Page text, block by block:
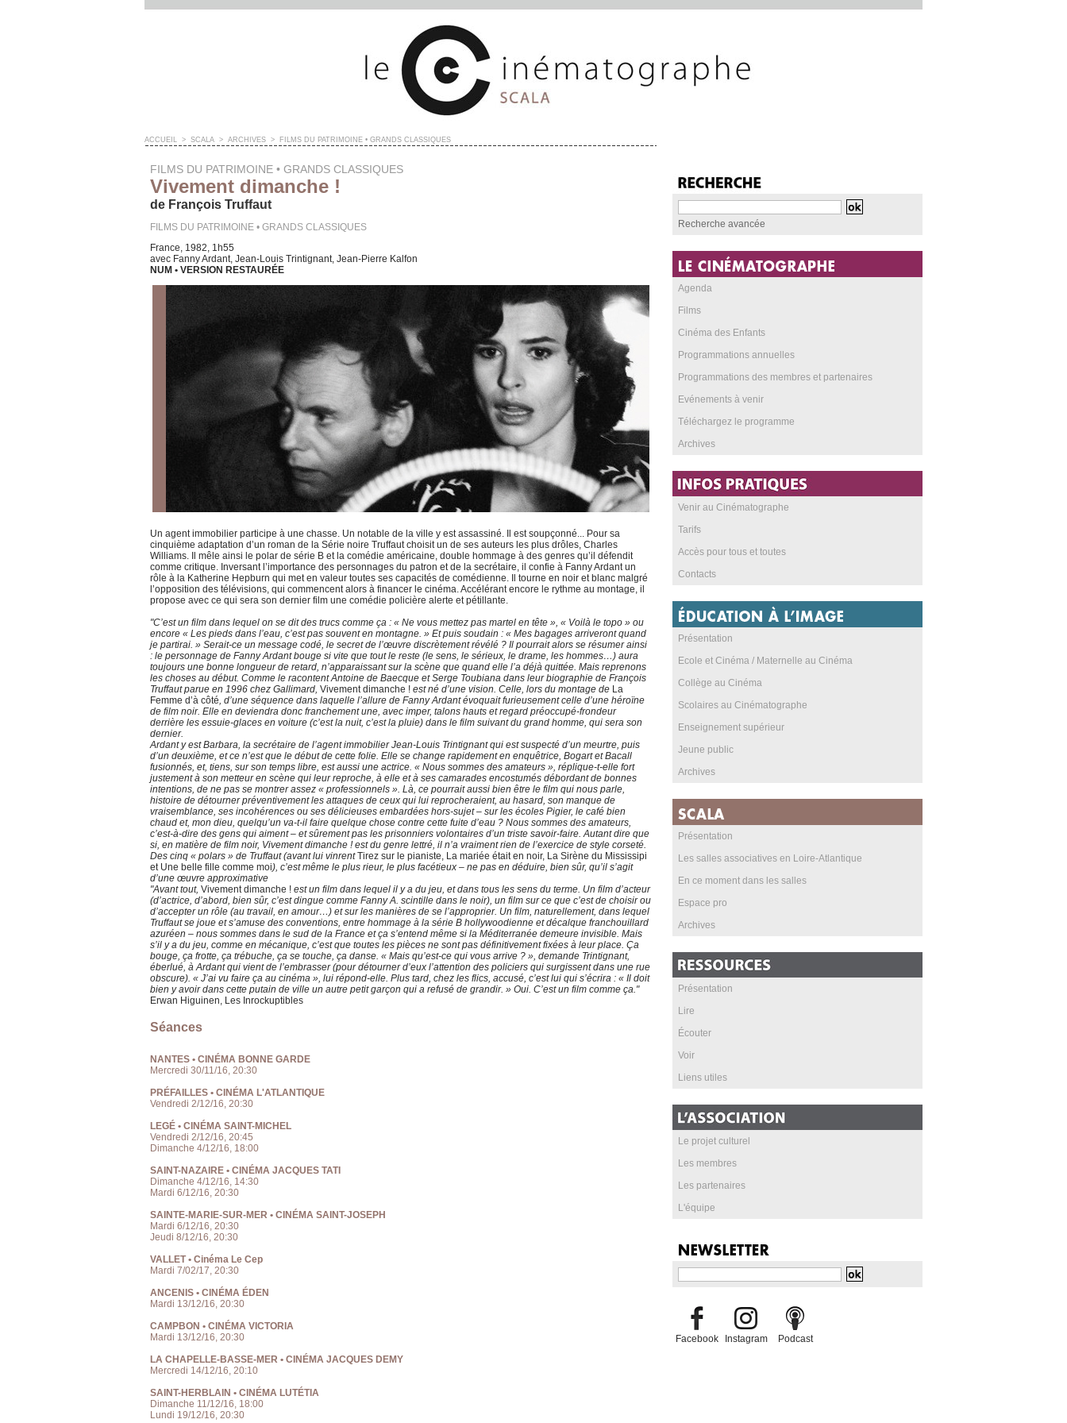
ACCUEIL > SCALA > ARCHIVES > FILMS DU PATRIMOINE • GRANDS CLASSIQUES
FILMS DU PATRIMOINE • GRANDS CLASSIQUES
Vivement dimanche !
de François Truffaut
FILMS DU PATRIMOINE • GRANDS CLASSIQUES
France, 1982, 1h55
avec Fanny Ardant, Jean-Louis Trintignant, Jean-Pierre Kalfon
NUM • VERSION RESTAURÉE
Un agent immobilier participe à une chasse. Un notable de la ville y est assassiné. Il est soupçonné... Pour sa
cinquième adaptation d’un roman de la Série noire Truffaut choisit un de ses auteurs les plus drôles, Charles
Williams. Il mêle ainsi le polar de série B et la comédie américaine, double hommage à des genres qu’il défendit
comme critique. Inversant l’importance des personnages du patron et de la secrétaire, il confie à Fanny Ardant un
rôle à la Katherine Hepburn qui met en valeur toutes ses capacités de comédienne. Il tourne en noir et blanc malgré
l’opposition des télévisions, qui commencent alors à financer le cinéma. Accélérant encore le rythme au montage, il
propose avec ce qui sera son dernier film une comédie policière alerte et pétillante.
"C’est un film dans lequel on se dit des trucs comme ça : « Ne vous mettez pas martel en tête », « Voilà le topo » ou
encore « Les pieds dans l’eau, c’est pas souvent en montagne. » Et puis soudain : « Mes bagages arriveront quand
je partirai. » Serait-ce un message codé, le secret de l’œuvre discrètement révélé ? Il pourrait alors se résumer ainsi
: le personnage de Fanny Ardant bouge si vite que tout le reste (le sens, le sérieux, le drame, les hommes…) aura
toujours une bonne longueur de retard, n’apparaissant sur la scène que quand elle l’a déjà quittée. Mais reprenons
les choses au début. Comme le racontent Antoine de Baecque et Serge Toubiana dans leur biographie de François
Truffaut parue en 1996 chez Gallimard, Vivement dimanche ! est né d’une vision. Celle, lors du montage de La
Femme d’à côté, d’une séquence dans laquelle l’allure de Fanny Ardant évoquait furieusement celle d’une héroïne
de film noir. Elle en deviendra donc franchement une, avec imper, talons hauts et regard préoccupé-frondeur
derrière les essuie-glaces en voiture (c’est la nuit, c’est la pluie) dans le film suivant du grand homme, qui sera son
dernier.
Ardant y est Barbara, la secrétaire de l’agent immobilier Jean-Louis Trintignant qui est suspecté d’un meurtre, puis
d’un deuxième, et ce n’est que le début de cette folie. Elle se change rapidement en enquêtrice, Bogart et Bacall
fusionnés, et, tiens, sur son temps libre, est aussi une actrice. « Nous sommes des amateurs », réplique-t-elle fort
justement à son metteur en scène qui leur reproche, à elle et à ses camarades encostumés débordant de bonnes
intentions, de ne pas se montrer assez « professionnels ». Là, ce pourrait aussi bien être le film qui nous parle,
histoire de détourner préventivement les attaques de ceux qui lui reprocheraient, au hasard, son manque de
vraisemblance, ses incohérences ou ses délicieuses embardées hors-sujet – sur les écoles Pigier, le café bien
chaud et, mon dieu, quelqu’un va-t-il faire quelque chose contre cette fuite d’eau ? Nous sommes des amateurs,
c’est-à-dire des gens qui aiment – et sûrement pas les prisonniers volontaires d’un triste savoir-faire. Autant dire que
si, en matière de film noir, Vivement dimanche ! est du genre lettré, il n’a vraiment rien de l’exercice de style corseté.
Des cinq « polars » de Truffaut (avant lui vinrentTirez sur le pianiste, La mariée était en noir, La Sirène du Mississipi
et Une belle fille comme moi), c’est même le plus rieur, le plus facétieux – ne pas en déduire, bien sûr, qu’il s’agit
d’une œuvre approximative
"Avant tout, Vivement dimanche ! est un film dans lequel il y a du jeu, et dans tous les sens du terme. Un film d’acteur
(d’actrice, d’abord, bien sûr, c’est dingue comme Fanny A. scintille dans le noir), un film sur ce que c’est de choisir ou
d’accepter un rôle (au travail, en amour…) et sur les manières de se l’approprier. Un film, naturellement, dans lequel
Truffaut se joue et s’amuse des conventions, entre hommage à la série B hollywoodienne et décalque franchouillard
azuréen – nous sommes dans le sud de la France et ça s’entend même si la Méditerranée demeure invisible. Mais
s’il y a du jeu, comme en mécanique, c’est que toutes les pièces ne sont pas définitivement fixées à leur place. Ça
bouge, ça frotte, ça trébuche, ça se touche, ça danse. « Mais qu’est-ce qui vous arrive ? », demande Trintignant,
éberlué, à Ardant qui vient de l’embrasser (pour détourner d’eux l’attention des policiers qui surgissent dans une rue
obscure). « J’ai vu faire ça au cinéma », lui répond-elle. Plus tard, chez les flics, accusé, c’est lui qui s’écrira : « Il doit
bien y avoir dans cette putain de ville un autre petit garçon qui a refusé de grandir. » Oui. C’est un film comme ça."
Erwan Higuinen, Les Inrockuptibles
Séances
NANTES • CINÉMA BONNE GARDE
Mercredi 30/11/16, 20:30
PRÉFAILLES • CINÉMA L'ATLANTIQUE
Vendredi 2/12/16, 20:30
LEGÉ • CINÉMA SAINT-MICHEL
Vendredi 2/12/16, 20:45
Dimanche 4/12/16, 18:00
SAINT-NAZAIRE • CINÉMA JACQUES TATI
Dimanche 4/12/16, 14:30
Mardi 6/12/16, 20:30
SAINTE-MARIE-SUR-MER • CINÉMA SAINT-JOSEPH
Mardi 6/12/16, 20:30
Jeudi 8/12/16, 20:30
VALLET • Cinéma Le Cep
Mardi 7/02/17, 20:30
ANCENIS • CINÉMA ÉDEN
Mardi 13/12/16, 20:30
CAMPBON • CINÉMA VICTORIA
Mardi 13/12/16, 20:30
LA CHAPELLE-BASSE-MER • CINÉMA JACQUES DEMY
Mercredi 14/12/16, 20:10
SAINT-HERBLAIN • CINÉMA LUTÉTIA
Dimanche 11/12/16, 18:00
Lundi 19/12/16, 20:30
Recherche avancée
Agenda
Films
Cinéma des Enfants
Programmations annuelles
Programmations des membres et partenaires
Evénements à venir
Téléchargez le programme
Archives
Venir au Cinématographe
Tarifs
Accès pour tous et toutes
Contacts
Présentation
Ecole et Cinéma / Maternelle au Cinéma
Collège au Cinéma
Scolaires au Cinématographe
Enseignement supérieur
Jeune public
Archives
Présentation
Les salles associatives en Loire-Atlantique
En ce moment dans les salles
Espace pro
Archives
Présentation
Lire
Écouter
Voir
Liens utiles
Le projet culturel
Les membres
Les partenaires
L'équipe
Facebook Instagram Podcast